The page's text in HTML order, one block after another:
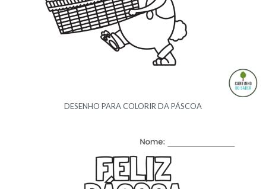
DESENHO PARA COLORIR DA PÁSCOA